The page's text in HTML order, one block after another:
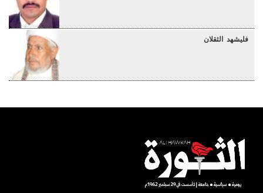
فليشهد الثقلان